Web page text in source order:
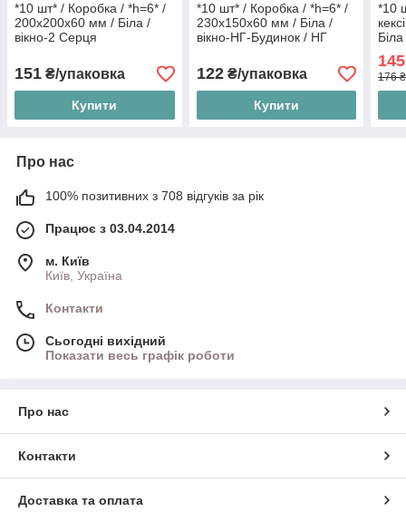
*10 шт* / Коробка / *h=6* /
200х200х60 мм / Біла /
вікно-2 Серця
151 ₴/упаковка
Купити
*10 шт* / Коробка / *h=6* /
230х150х60 мм / Біла /
вікно-НГ-Будинок / НГ
122₴/упаковка
Купити
*10
145
176
Про нас
100% позитивних з 708 відгуків за рік
Працює з 03.04.2014
м. Київ
Київ, Україна
Контакти
Сьогодні вихідний
Показати весь графік роботи
Про нас
Контакти
Доставка та оплата